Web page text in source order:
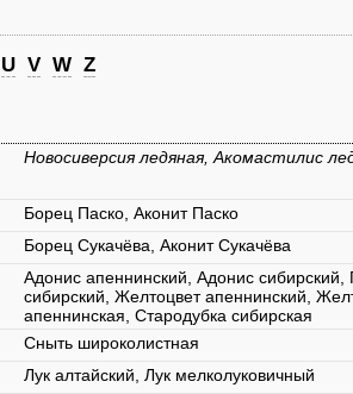
U V W Z
Новосиверсия ледяная, Акомастилис
Борец Паско, Аконит Паско
Борец Сукачёва, Аконит Сукачёва
Адонис апеннинский, Адонис сибирский,
сибирский, Желтоцвет апеннинский,
апеннинская, Стародубка сибирская
Сныть широколистная
Лук алтайский, Лук мелколуковичный